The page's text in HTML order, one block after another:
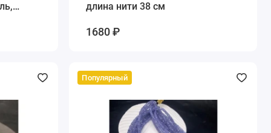
длина нити 38 см
1680 ₽
Популярный